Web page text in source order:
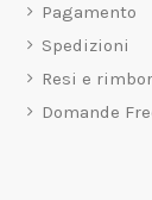
Pagamento
Spedizioni
Resi e
Domande